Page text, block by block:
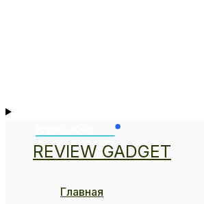
REVIEW GADGET
Главная